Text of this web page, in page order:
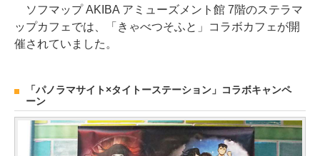
ソフマップ AKIBA アミューズメント館 7階のステラマ
ップカフェでは、「きゃべつそふと」コラボカフェが開
催されていました。
「パノラマサイト×タイトーステーション」コラボキャンペ
ーン